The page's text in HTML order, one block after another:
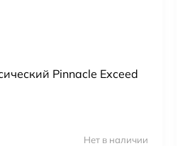
Pinnacle Exceed
Нет в наличии